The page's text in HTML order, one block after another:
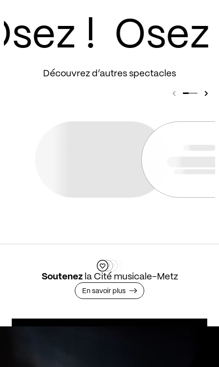
!
Découvrez d’autres spectacles
Soutenezla Cité musicale-Metz
En savoir plus